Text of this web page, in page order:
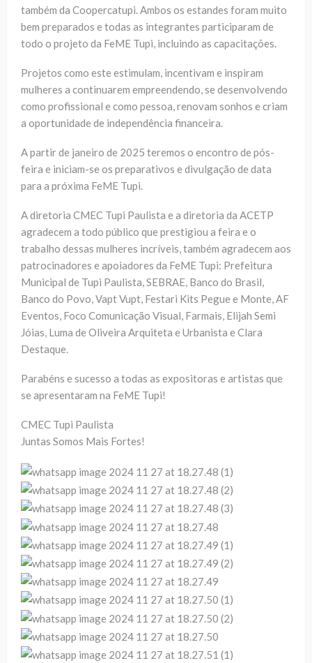
também da Coopercatupi. Ambos os estandes foram muito
bem preparados e todas as integrantes participaram de
todo o projeto da FeME Tupi, incluindo as capacitações.
Projetos como este estimulam, incentivam e inspiram
mulheres a continuarem empreendendo, se desenvolvendo
como profissional e como pessoa, renovam sonhos e criam
a oportunidade de independência financeira.
A partir de janeiro de 2025 teremos o encontro de pós-
feira e iniciam-se os preparativos e divulgação de data
para a próxima FeME Tupi.
A diretoria CMEC Tupi Paulista e a diretoria da ACETP
agradecem a todo público que prestigiou a feira e o
trabalho dessas mulheres incríveis, também agradecem aos
patrocinadores e apoiadores da FeME Tupi: Prefeitura
Municipal de Tupi Paulista, SEBRAE, Banco do Brasil,
Banco do Povo, Vapt Vupt, Festari Kits Pegue e Monte, AF
Eventos, Foco Comunicação Visual, Farmais, Elijah Semi
Jóias, Luma de Oliveira Arquiteta e Urbanista e Clara
Destaque.
Parabéns e sucesso a todas as expositoras e artistas que
se apresentaram na FeME Tupi!
CMEC Tupi Paulista
Juntas Somos Mais Fortes!